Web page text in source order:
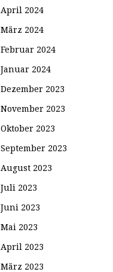
April 2024
März 2024
Februar 2024
Januar 2024
Dezember 2023
November 2023
Oktober 2023
September 2023
August 2023
Juli 2023
Juni 2023
Mai 2023
April 2023
März 2023